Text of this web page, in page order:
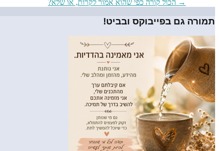
ניווט
פוסטים
→ הכול קורה כפי שהוא אמור לקרות, או שלא?
תמורה גם בפייבוקס ובביט!